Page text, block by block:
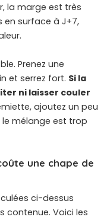
la marge est très
en surface à J+7,
Prenez une
et serrez fort. Si la
ni laisser couler
ajoutez un peu
le mélange est trop
une chape de
ci-dessus
contenue. Voici les